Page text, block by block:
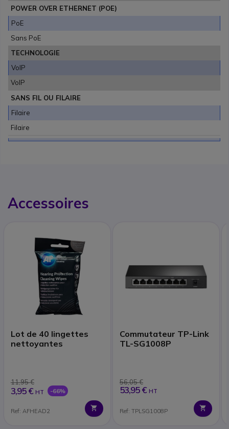
POWER OVER ETHERNET (POE)
PoE
Sans PoE
TECHNOLOGIE
VoIP
VoIP
SANS FIL OU FILAIRE
Filaire
Filaire
Accessoires
Lot de 40 lingettes
nettoyantes
11,95 €
3,95 € HT -66%
Ref: AFHEAD2
Commutateur TP-Link
TL-SG1008P
56,05 €
53,95 € HT
Ref: TPLSG1008P